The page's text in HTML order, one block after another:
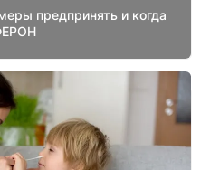
предпринять и когда